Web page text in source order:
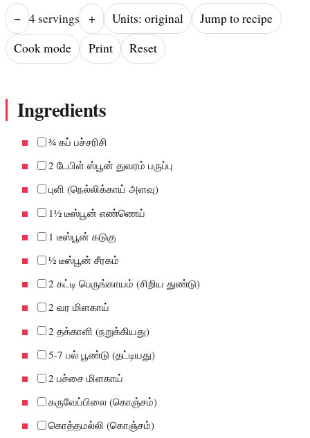
− 4 servings + Units: original
Jump to recipe
Cook mode
Print Reset
Ingredients
¾ கப் பச்சரிசி
2 டேபிள் ஸ்பூன் துவரம் பருப்பு
புளி (நெல்லிக்காய் அளவு)
1½ டீஸ்பூன் எண்ணெய்
1 டீஸ்பூன் கடுகு
½ டீஸ்பூன் சீரகம்
2 கட்டி பெருங்காயம் (சிறிய துண்டு)
2 வர மிளகாய்
2 தக்காளி (நறுக்கியது)
5-7 பல் பூண்டு (தட்டியது)
2 பச்சை மிளகாய்
கருவேப்பிலை (கொஞ்சம்)
கொத்தமல்லி (கொஞ்சம்)